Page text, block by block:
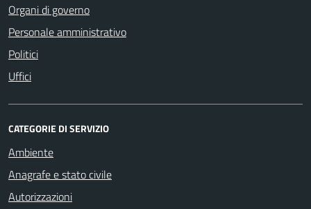
Organi di governo
Personale amministrativo
Politici
Uffici
CATEGORIE DI SERVIZIO
Ambiente
Anagrafe e stato civile
Autorizzazioni